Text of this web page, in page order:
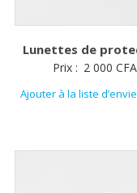
Lunettes de
Prix : 2 000 CFA
Ajouter à la liste